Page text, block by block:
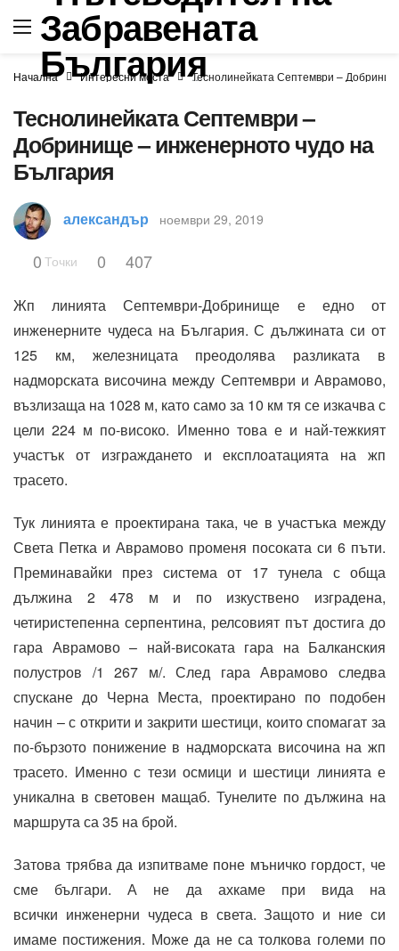
Начална Интересни места Теснолинейката Септември –
Теснолинейката Септември –
Добринище – инженерното чудо на
България
александър ноември 29, 2019
0 Точки 0 407
Жп линията Септември-Добринище е едно от
инженерните чудеса на България. С дължината си от
125 км, железницата преодолява разликата в
надморската височина между Септември и Аврамово,
възлизаща на 1028 м, като само за 10 км тя се изкачва с
цели 224 м по-високо. Именно това е и най-тежкият
участък от изграждането и експлоатацията на жп
трасето.
Тук линията е проектирана така, че в участъка между
Света Петка и Аврамово променя посоката си 6 пъти.
Преминавайки през система от 17 тунела с обща
дължина 2 478 м и по изкуствено изградена,
четиристепенна серпентина, релсовият път достига до
гара Аврамово – най-високата гара на Балканския
полустров /1 267 м/. След гара Аврамово следва
спускане до Черна Места, проектирано по подобен
начин – с открити и закрити шестици, които спомагат за
по-бързото понижение в надморската височина на жп
трасето. Именно с тези осмици и шестици линията е
уникална в световен мащаб. Тунелите по дължина на
маршрута са 35 на брой.
Затова трябва да изпитваме поне мъничко гордост, че
сме българи. А не да ахкаме при вида на
всички инженерни чудеса в света. Защото и ние си
имаме постижения. Може да не са толкова големи по